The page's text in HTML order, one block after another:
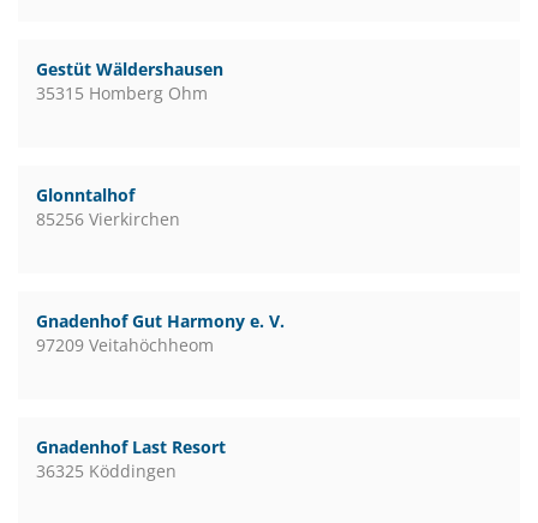
Gestüt Wäldershausen
35315 Homberg Ohm
Glonntalhof
85256 Vierkirchen
Gnadenhof Gut Harmony e. V.
97209 Veitahöchheom
Gnadenhof Last Resort
36325 Köddingen